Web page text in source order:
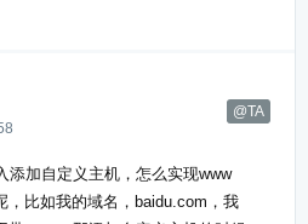
@TA
添加自定义主机，怎么实现www
，比如我的域名，baidu.com，我